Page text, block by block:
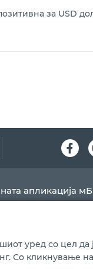
за USD
апликација
уред со цел да
Со кликнување